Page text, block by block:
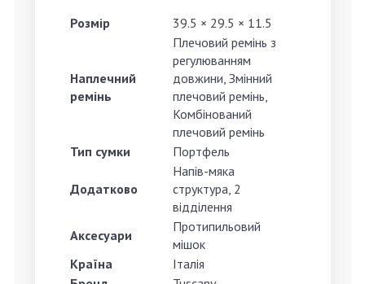
Розмір 39.5 × 29.5 × 11.5
Наплечний
ремінь
Плечовий ремінь з
регулюванням
довжини, Змінний
плечовий ремінь,
Комбінований
плечовий ремінь
Тип сумки
Портфель
Додатково
Напів-мяка
структура, 2
відділення
Аксесуари
Протипильовий
мішок
Країна
Італія